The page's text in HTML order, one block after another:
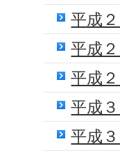
平成
平成
平成
平成
平成